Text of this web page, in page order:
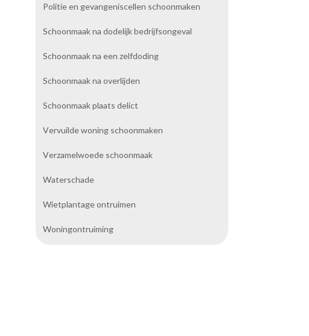
Politie en gevangeniscellen schoonmaken
Schoonmaak na dodelijk bedrijfsongeval
Schoonmaak na een zelfdoding
Schoonmaak na overlijden
Schoonmaak plaats delict
Vervuilde woning schoonmaken
Verzamelwoede schoonmaak
Waterschade
Wietplantage ontruimen
Woningontruiming